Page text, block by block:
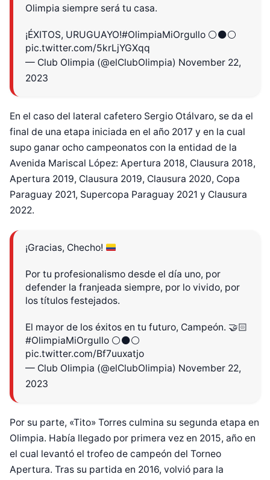
Olimpia siempre será tu casa.
¡ÉXITOS, URUGUAYO!#OlimpiaMiOrgullo ⚪️⚫️⚪️
pic.twitter.com/5krLjYGXqq
— Club Olimpia (@elClubOlimpia) November 22,
2023
En el caso del lateral cafetero Sergio Otálvaro, se da el
final de una etapa iniciada en el año 2017 y en la cual
supo ganar ocho campeonatos con la entidad de la
Avenida Mariscal López: Apertura 2018, Clausura 2018,
Apertura 2019, Clausura 2019, Clausura 2020, Copa
Paraguay 2021, Supercopa Paraguay 2021 y Clausura
2022.
¡Gracias, Checho!
Por tu profesionalismo desde el día uno, por
defender la franjeada siempre, por lo vivido, por
los títulos festejados.
El mayor de los éxitos en tu futuro, Campeón. 🤝🏻
#OlimpiaMiOrgullo ⚪️⚫️⚪️
pic.twitter.com/Bf7uuxatjo
— Club Olimpia (@elClubOlimpia) November 22,
2023
Por su parte, «Tito» Torres culmina su segunda etapa en
Olimpia. Había llegado por primera vez en 2015, año en
el cual levantó el trofeo de campeón del Torneo
Apertura. Tras su partida en 2016, volvió para la